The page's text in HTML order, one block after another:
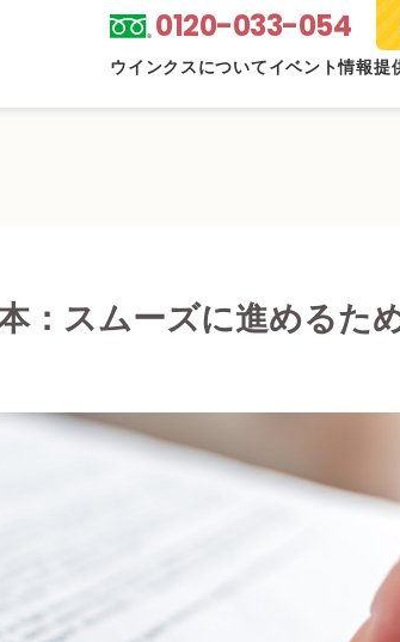
0120-033-054
ウインクスについてイベント情報提
：スムーズに進めるた